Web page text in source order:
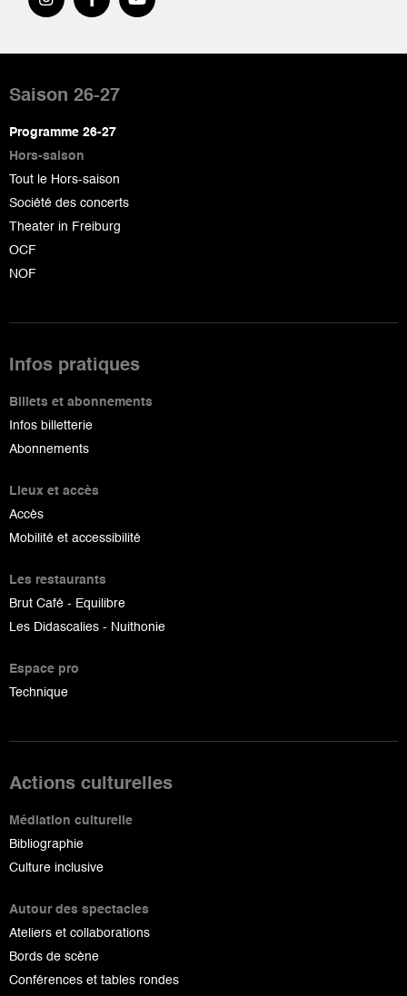
de
page
Saison 26-27
Programme 26-27
Hors-saison
Tout le Hors-saison
Société des concerts
Theater in Freiburg
OCF
NOF
Infos pratiques
Billets et abonnements
Infos billetterie
Abonnements
Lieux et accès
Accès
Mobilité et accessibilité
Les restaurants
Brut Café - Equilibre
Les Didascalies - Nuithonie
Espace pro
Technique
Actions culturelles
Médiation culturelle
Bibliographie
Culture inclusive
Autour des spectacles
Ateliers et collaborations
Bords de scène
Conférences et tables rondes